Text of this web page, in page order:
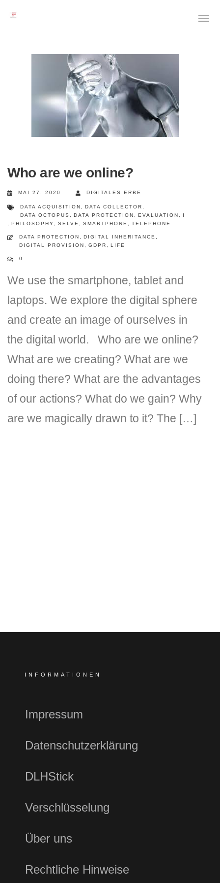
Das digitale Testament
Digitale Vorsorge
Geräteanalyse und Datensicherung
Digitaler Nachlass
DLH Stick – Sicherheitskonzept
Videoanleitung und Manual
Versionsinformationen
Who are we online?
MAI 27, 2020 DIGITALES ERBE
DATA ACQUISITION DATA COLLECTOR
DATA OCTOPUS
DATA PROTECTION EVALUATION
I
PHILOSOPHY SELVE SMARTPHONE TELEPHONE
DATA PROTECTION DIGITAL INHERITANCE
DIGITAL PROVISION
GDPR LIFE
0
We use the smartphone, tablet and
laptops. We explore the digital sphere
and create an image of ourselves in
the digital world. Who are we online?
What are we creating? What are we
doing there? What are the advantages
of our actions? What do we gain? Why
are we magically drawn to it? The […]
INFORMATIONEN
Impressum
Datenschutzerklärung
DLHStick
Verschlüsselung
Über uns
Rechtliche Hinweise